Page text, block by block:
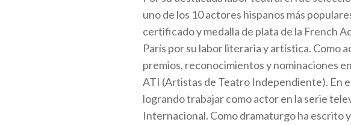
uno de los 10 actores hispanos más
certificado y medalla de plata de la French
París por su labor literaria y artística. Como
premios, reconocimientos y nominaciones
ATI (Artistas de Teatro Independiente). En
logrando trabajar como actor en la serie
Internacional. Como dramaturgo ha escrito